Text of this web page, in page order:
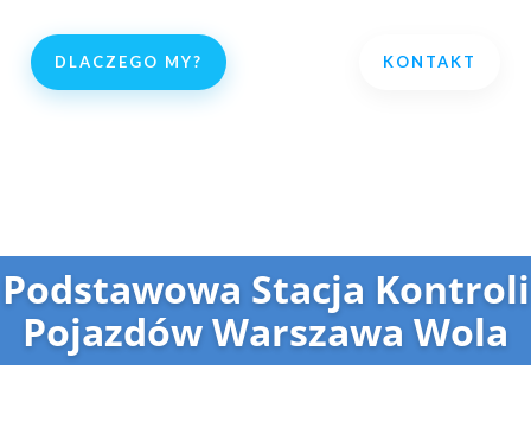
DLACZEGO MY? KONTAKT
Podstawowa Stacja Kontroli
Pojazdów Warszawa Wola